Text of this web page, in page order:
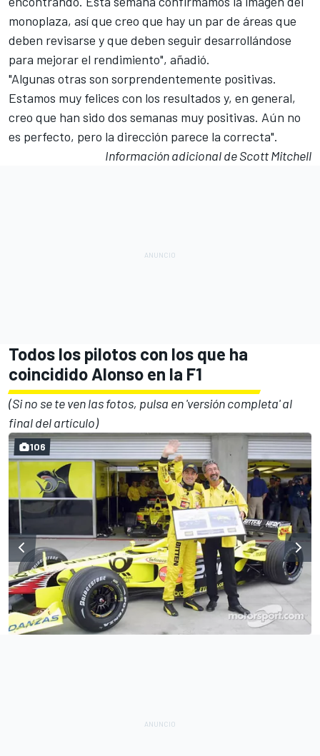
monoplaza, así que creo que hay un par de áreas que
deben revisarse y que deben seguir desarrollándose
para mejorar el rendimiento", añadió.
"Algunas otras son sorprendentemente positivas.
Estamos muy felices con los resultados y, en general,
creo que han sido dos semanas muy positivas. Aún no
es perfecto, pero la dirección parece la correcta".
Información adicional de Scott Mitchell
Todos los pilotos con los que ha
coincidido Alonso en la F1
(Si no se te ven las fotos, pulsa en 'versión completa' al
final del artículo)
106